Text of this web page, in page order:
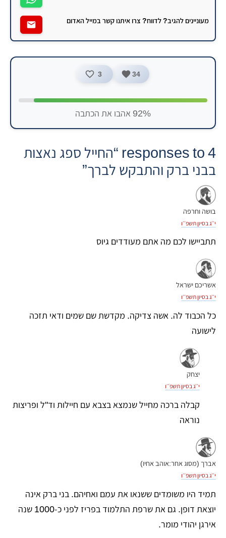
מעוניינים להגיב? לדווח? צרו איתנו קשר במייל האדום
34
3
92% אהבו את הכתבה
4 responses to “החייל ספג נאצות
בבני ברק והתבקש לברך”
בושה וחרפה
י׳׳ג בסיון תשפ׳׳ו
תתביישו לכם מה אתם מעודדים גיוס
אשריכם ישראל
י׳׳ג בסיון תשפ׳׳ו
כל הכבוד לה. אשה צדיקה. מקדשת שם שמים ודאי תזכה
לישועה
יצחק
י׳׳ג בסיון תשפ׳׳ו
קבלה ברכה מחייל שנמצא בצבא עם חיילות וד"ל ופריצות
נוראה
אברך (מסוג אחר:אוהב אחיו)
י׳׳ג בסיון תשפ׳׳ו
תמיד היו משומדים ששנאו את עמם ואחיהם. בני ברק אינה
יוצאת דופן. גם את שרפת התלמוד בפריז לפני כ-1000 שנה
אירגן יהודי מומר.